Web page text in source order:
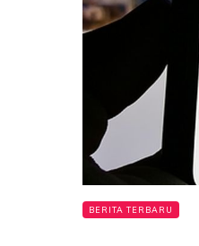
BERITA TERBARU